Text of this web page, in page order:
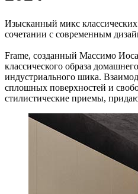
Изысканный микс
сочетании с современным
Frame, созданный Массимо
классического образа
индустриального шика.
сплошных поверхностей и
стилистические приемы,